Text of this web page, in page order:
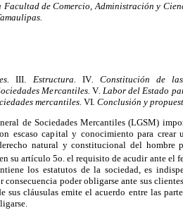
Facultad de Comercio, Administración y
III. Estructura. IV. Constitución de las
Mercantiles. V. Labor del Estado
mercantiles. VI . Conclusión y
de Sociedades Mercantiles (LGSM)
escaso capital y conocimiento para crear
natural y constitucional del hombre
su artículo 5o. el requisito de acudir ante el
los estatutos de la sociedad, es
poder obligarse ante sus
sus cláusulas emite el acuerdo entre las